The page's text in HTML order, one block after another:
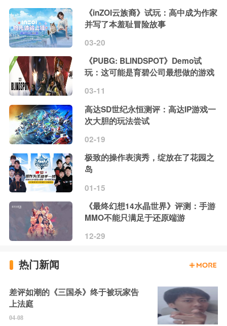
《inZOI云族裔》试玩：高中成为作家
并写了本羞耻冒险故事
03-20
《PUBG: BLINDSPOT》Demo试
玩：这可能是育碧公司最想做的游戏
03-11
高达SD世纪永恒测评：高达IP游戏一
次大胆的玩法尝试
02-19
极致的操作表演秀，绽放在了花园之
岛
01-15
《最终幻想14水晶世界》评测：手游
MMO不能只满足于还原端游
12-29
热门新闻
差评如潮的《三国杀》终于被玩家告
上法庭
04-08